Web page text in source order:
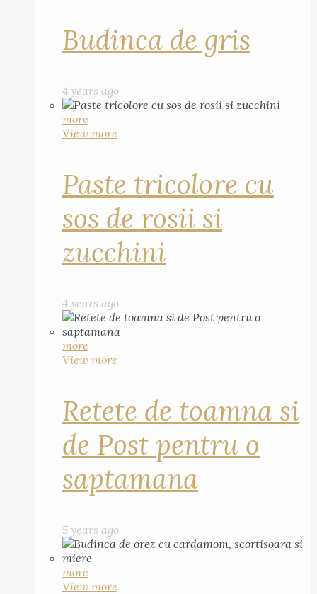
Budinca de gris
4 years ago
more
View more
Paste tricolore cu
sos de rosii si
zucchini
4 years ago
more
View more
Retete de toamna si
de Post pentru o
saptamana
5 years ago
more
View more